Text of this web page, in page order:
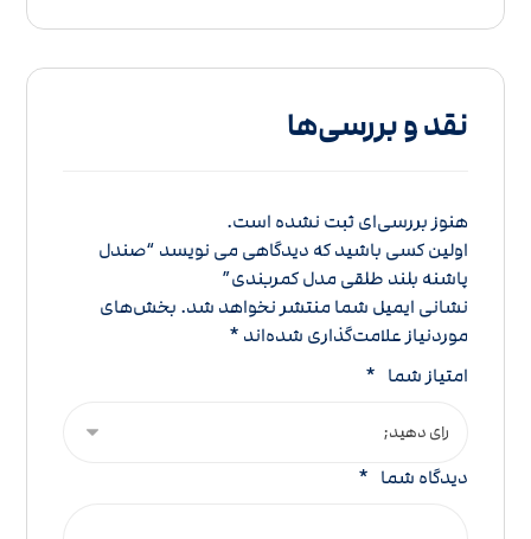
نقد و بررسی‌ها
هنوز بررسی‌ای ثبت نشده است.
اولین کسی باشید که دیدگاهی می نویسد “صندل
پاشنه بلند طلقی مدل کمربندی”
نشانی ایمیل شما منتشر نخواهد شد. بخش‌های
موردنیاز علامت‌گذاری شده‌اند *
امتیاز شما *
دیدگاه شما *